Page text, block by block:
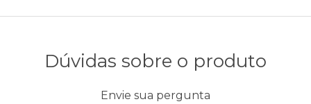
Dúvidas sobre o produto
Envie sua pergunta